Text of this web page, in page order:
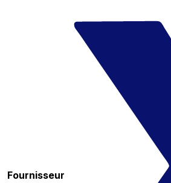
Fournisseur